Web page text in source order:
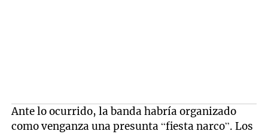
Ante lo ocurrido, la banda habría organizado
como venganza una presunta “fiesta narco”. Los